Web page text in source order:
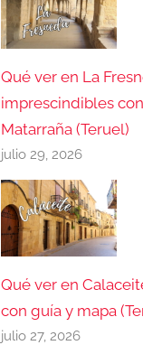
Qué ver en La
imprescindibles
Matarraña (Teruel)
julio 29, 2026
Qué ver en
con guía y mapa
julio 27, 2026